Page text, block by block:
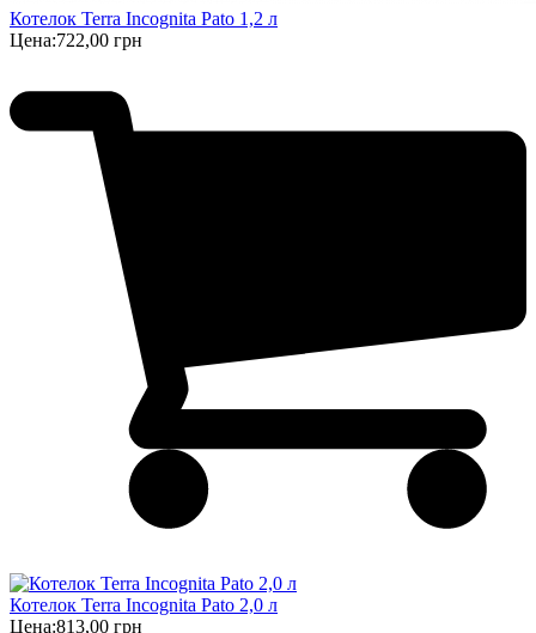
Котелок Terra Incognita Pato 1,2 л
Цена:722,00 грн
Котелок Terra Incognita Pato 2,0 л
Цена:813,00 грн